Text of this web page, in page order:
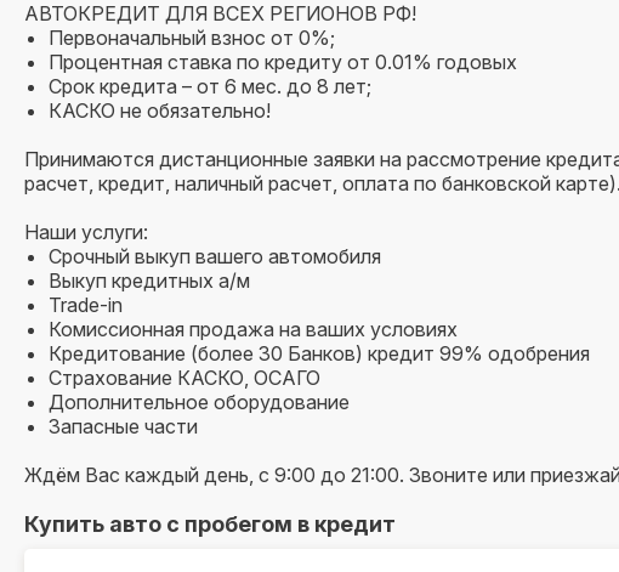
АВТОКРЕДИТ ДЛЯ ВСЕХ РЕГИОНОВ РФ!
Первоначальный взнос от 0%;
Процентная ставка по кредиту от 0.01% годовых
Срок кредита – от 6 мес. до 8 лет;
КАСКО не обязательно!
Принимаются дистанционные заявки на рассмотрение
расчет, кредит, наличный расчет, оплата по банковской карте).
Наши услуги:
Срочный выкуп вашего автомобиля
Выкуп кредитных а/м
Trade-in
Комиссионная продажа на ваших условиях
Кредитование (более 30 Банков) кредит 99% одобрения
Страхование КАСКО, ОСАГО
Дополнительное оборудование
Запасные части
Ждём Вас каждый день, с 9:00 до 21:00. Звоните или
Купить авто с пробегом в кредит